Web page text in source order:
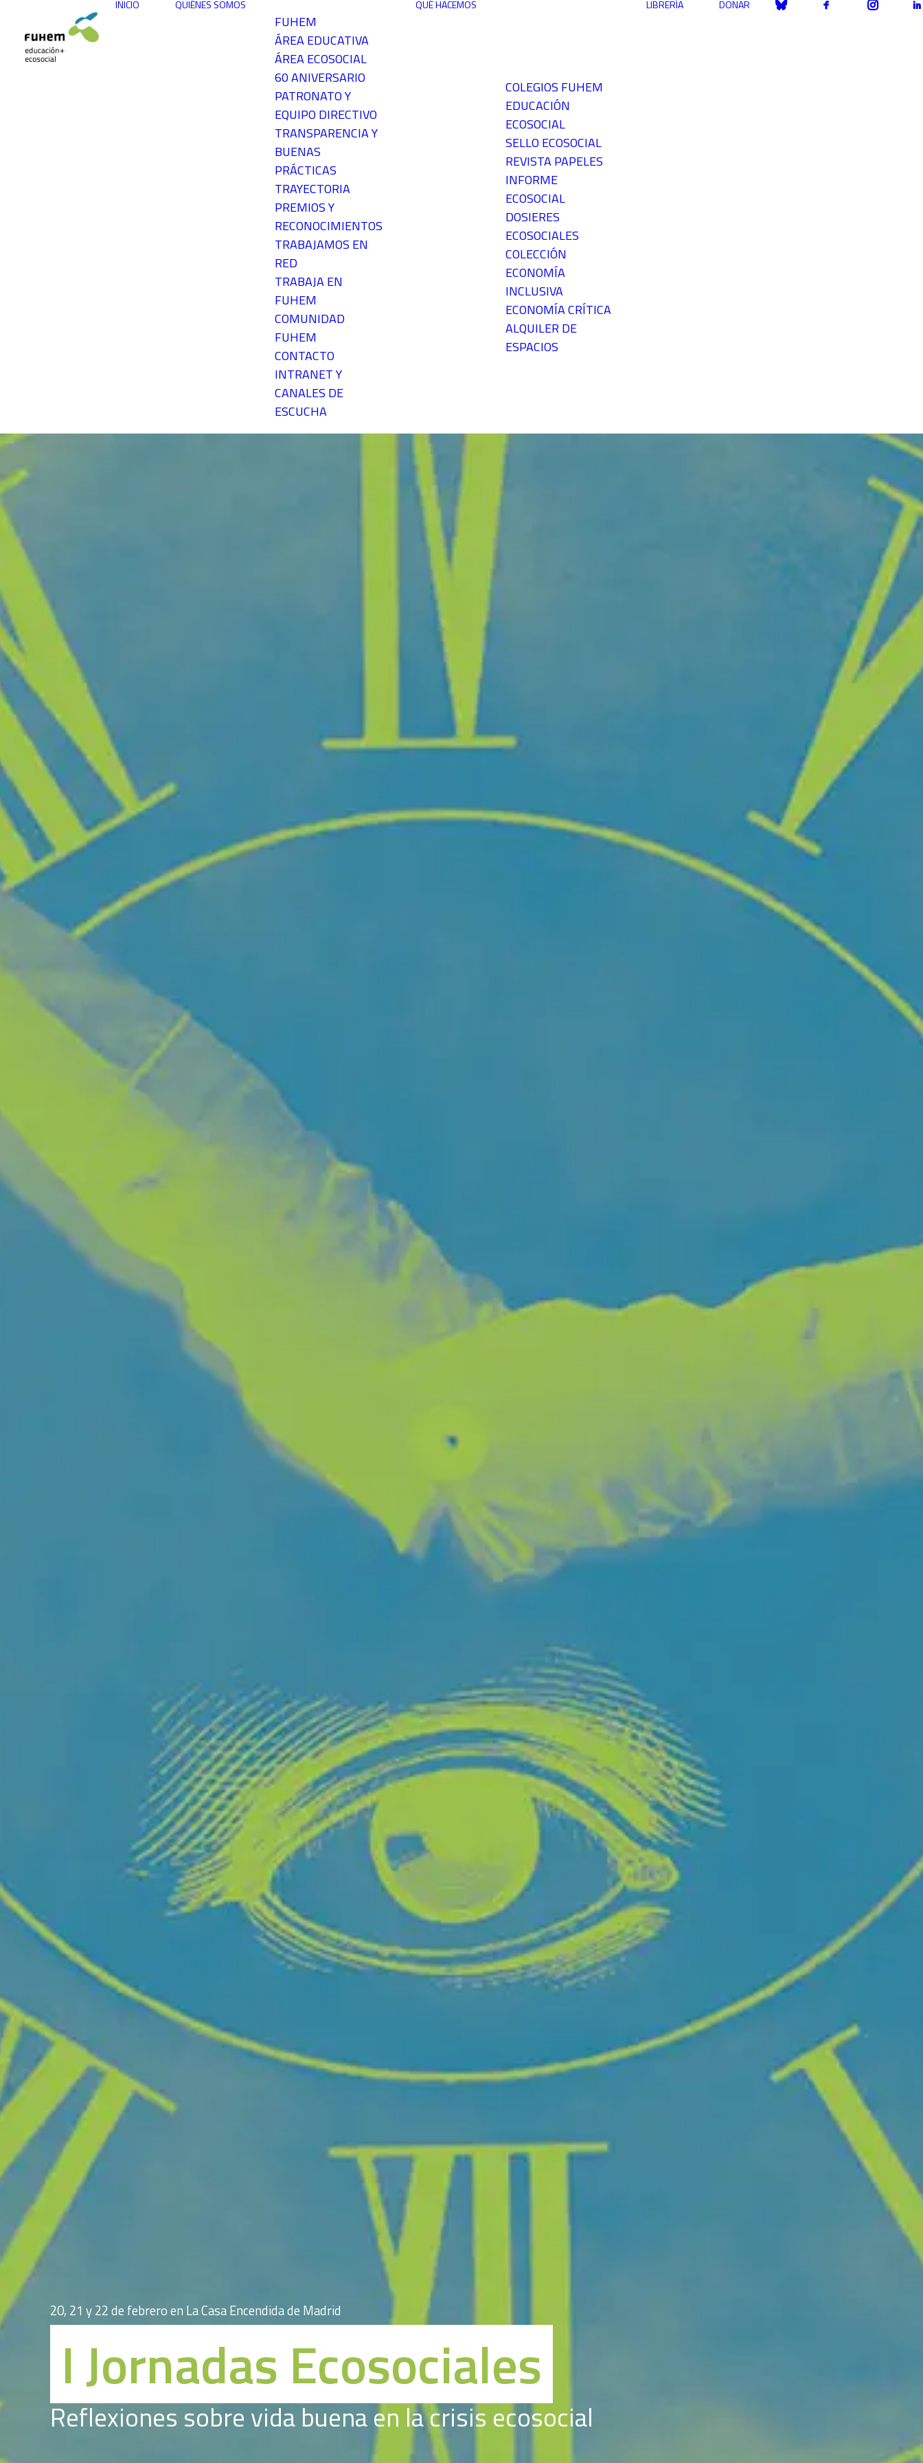
INICIO QUIÉNES SOMOS
FUHEM
ÁREA EDUCATIVA
ÁREA ECOSOCIAL
60 ANIVERSARIO
PATRONATO Y
EQUIPO DIRECTIVO
TRANSPARENCIA Y
BUENAS
PRÁCTICAS
TRAYECTORIA
PREMIOS Y
RECONOCIMIENTOS
TRABAJAMOS EN
RED
TRABAJA EN
FUHEM
COMUNIDAD
FUHEM
CONTACTO
INTRANET Y
CANALES DE
ESCUCHA
QUÉ HACEMOS
COLEGIOS FUHEM
EDUCACIÓN
ECOSOCIAL
SELLO ECOSOCIAL
REVISTA PAPELES
INFORME
ECOSOCIAL
DOSIERES
ECOSOCIALES
COLECCIÓN
ECONOMÍA
INCLUSIVA
ECONOMÍA CRÍTICA
ALQUILER DE
ESPACIOS
LIBRERÍA DONAR
20, 21 y 22 de febrero en La Casa Encendida de Madrid
I Jornadas Ecosociales
Reflexiones sobre vida buena en la crisis ecosocial